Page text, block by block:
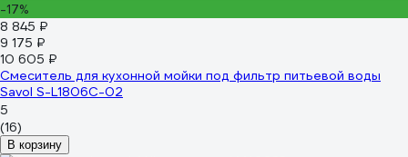
-17%
8 845 ₽
9 175 ₽
10 605 ₽
Смеситель для кухонной мойки под фильтр питьевой воды
Savol S-L1806C-02
5
(16)
В корзину